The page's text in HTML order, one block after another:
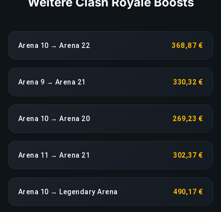
Arena 10 → Arena 22 368,87 €
Arena 9 → Arena 21 330,32 €
Arena 10 → Arena 20 269,23 €
Arena 11 → Arena 21 302,37 €
Arena 10 → Legendary Arena 490,17 €